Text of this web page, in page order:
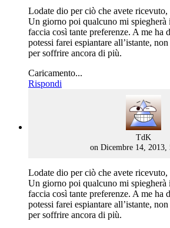
Lodate dio per ciò che avete
Un giorno poi qualcuno mi spiegherà
faccia così tante preferenze. A me ha
potessi farei espiantare all’istante,
per soffrire ancora di più.
Caricamento...
Rispondi
TdK
on Dicembre 14, 2013,
Lodate dio per ciò che avete
Un giorno poi qualcuno mi spiegherà
faccia così tante preferenze. A me ha
potessi farei espiantare all’istante,
per soffrire ancora di più.